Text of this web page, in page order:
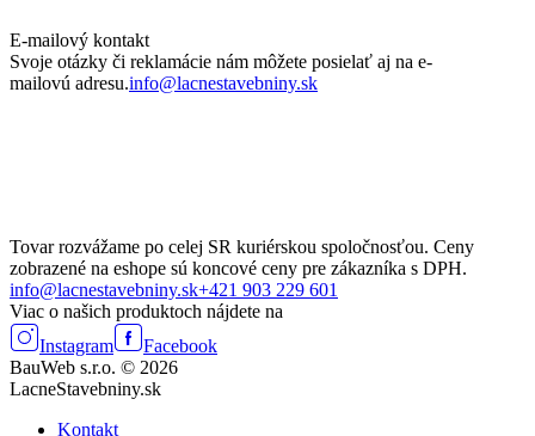
E-mailový kontakt
Svoje otázky či reklamácie nám môžete posielať aj na e-
mailovú adresu.info@lacnestavebniny.sk
Tovar rozvážame po celej SR kuriérskou spoločnosťou. Ceny
zobrazené na eshope sú koncové ceny pre zákazníka s DPH.
info@lacnestavebniny.sk+421 903 229 601
Viac o našich produktoch nájdete na
Instagram
Facebook
BauWeb s.r.o. © 2026
LacneStavebniny.sk
Kontakt